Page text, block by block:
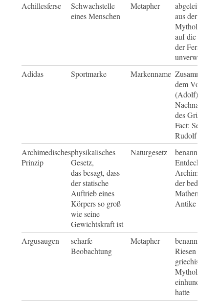
Achillesferse
Schwachstelle
eines Menschen
Metapher
abgeleitet
aus der
Mythologie,
auf die eine
der Ferse
Adidas
Sportmarke Markenname
dem
(Adolf) und
Nachnamen
des
Fact: Sein
Rudolf
Archimedisches
Prinzip
physikalisches
Gesetz,
das besagt, dass
der statische
Auftrieb eines
Körpers so groß
wie seine
Gewichtskraft ist
Naturgesetz
benannt nach
Entdecker
Archimedes,
der
Mathematiker
Antike
Argusaugen
scharfe
Beobachtung
Metapher
benannt nach
Riesen Argus
griechischen
Mythologie,
einhundert
hatte